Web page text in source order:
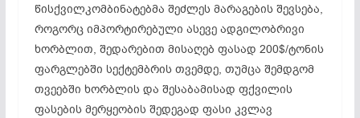
წისქვილკომბინატებმა შეძლეს მარაგების შევსება,
როგორც იმპორტირებული ასევე ადგილობრივი
ხორბლით, შედარებით მისაღებ ფასად 200$/ტონის
ფარგლებში სექტემბრის თვემდე, თუმცა შემდგომ
თვეებში ხორბლის და შესაბამისად ფქვილის
ფასების მერყეობის შედეგად ფასი კვლავ